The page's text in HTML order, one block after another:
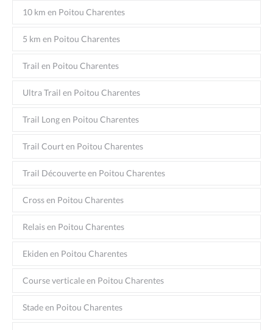
10 km en Poitou Charentes
5 km en Poitou Charentes
Trail en Poitou Charentes
Ultra Trail en Poitou Charentes
Trail Long en Poitou Charentes
Trail Court en Poitou Charentes
Trail Découverte en Poitou Charentes
Cross en Poitou Charentes
Relais en Poitou Charentes
Ekiden en Poitou Charentes
Course verticale en Poitou Charentes
Stade en Poitou Charentes